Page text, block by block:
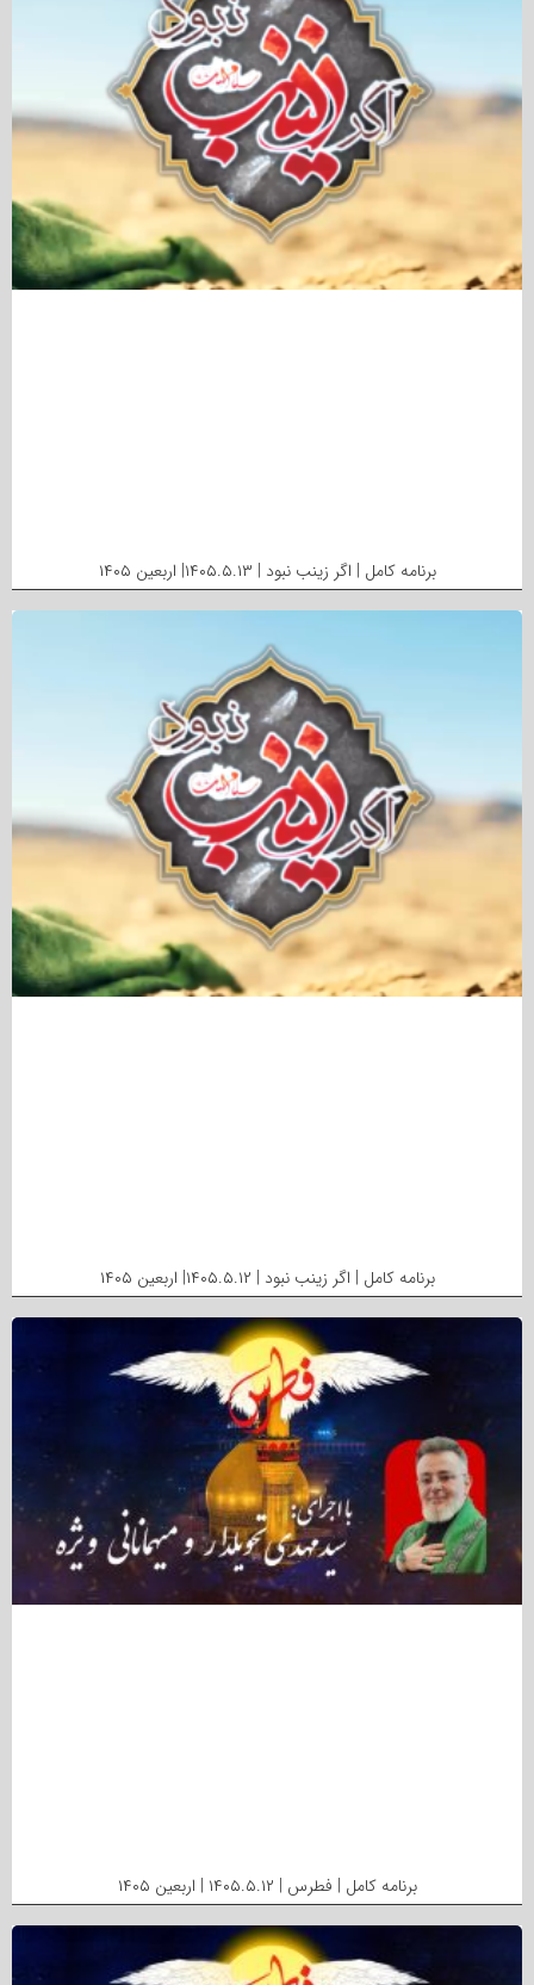
برنامه کامل | اگر زینب نبود | ۱۴۰۵.۵.۱۳| اربعین ۱۴۰۵
برنامه کامل | اگر زینب نبود | ۱۴۰۵.۵.۱۲| اربعین ۱۴۰۵
برنامه کامل | فطرس | ۱۴۰۵.۵.۱۲ | اربعین ۱۴۰۵